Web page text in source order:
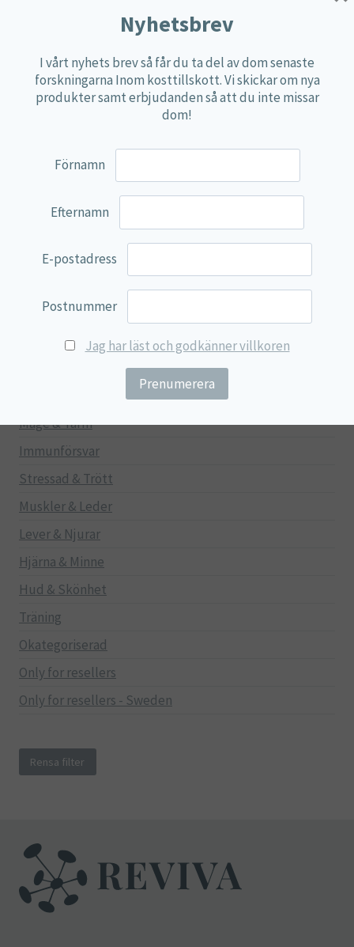
Övriga kosttillskott
100% Natural
Multi Nutrient
Svenska Örtmedicinska Institutet
Green Trade
Mage & Tarm
Immunförsvar
Stressad & Trött
Muskler & Leder
Lever & Njurar
Hjärna & Minne
Hud & Skönhet
Träning
Okategoriserad
Only for resellers
Only for resellers - Sweden
Rensa filter
Nyhetsbrev
I vårt nyhets brev så får du ta del av dom senaste
forskningarna Inom kosttillskott. Vi skickar om nya
produkter samt erbjudanden så att du inte missar
dom!
Förnamn
Efternamn
E-postadress
Postnummer
Jag har läst och godkänner villkoren